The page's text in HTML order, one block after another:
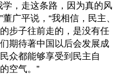
学，走这条路，因为真的风
广平说，“我相信，民主、
步子往前走的，是没有任
期待著中国以后会发展成
众都能够享受到民主自
空气。”